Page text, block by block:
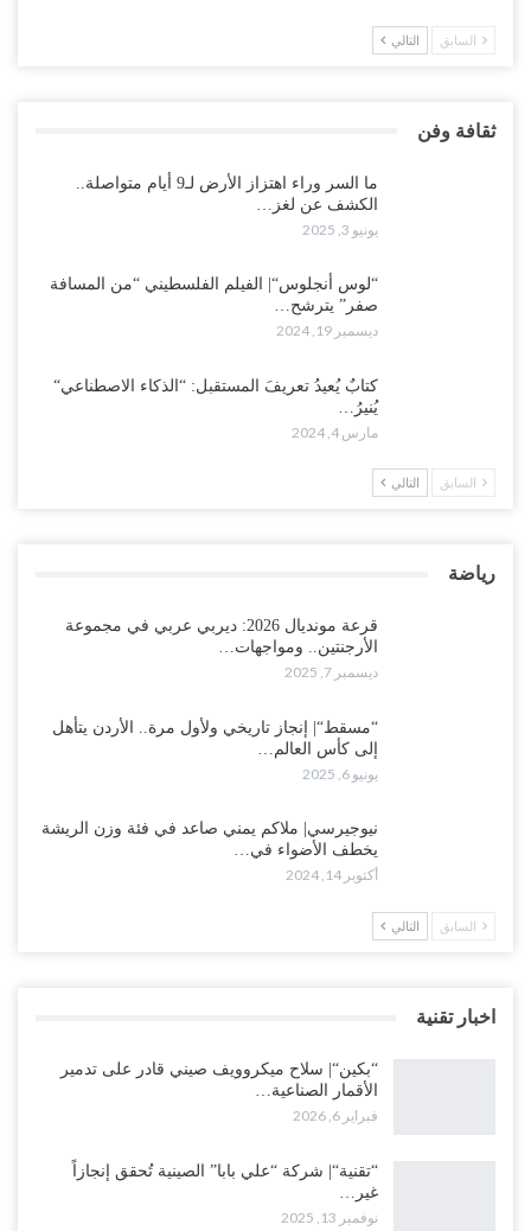
السابق التالي
ثقافة وفن
ما السر وراء اهتزاز الأرض لـ9 أيام متواصلة..
الكشف عن لغز…
يونيو 3, 2025
“لوس أنجلوس“| الفيلم الفلسطيني “من المسافة
صفر” يترشح…
ديسمبر 19, 2024
كتابٌ يُعيدُ تعريفَ المستقبل: “الذكاء الاصطناعي“
يُنيرُ…
مارس 4, 2024
السابق التالي
رياضة
قرعة مونديال 2026: ديربي عربي في مجموعة
الأرجنتين.. ومواجهات…
ديسمبر 7, 2025
“مسقط“| إنجاز تاريخي ولأول مرة.. الأردن يتأهل
إلى كأس العالم…
يونيو 6, 2025
نيوجيرسي| ملاكم يمني صاعد في فئة وزن الريشة
يخطف الأضواء في…
أكتوبر 14, 2024
السابق التالي
اخبار تقنية
“بكين“| سلاح ميكروويف صيني قادر على تدمير
الأقمار الصناعية…
فبراير 6, 2026
“تقنية“| شركة “علي بابا” الصينية تُحقق إنجازاً
غير…
نوفمبر 13, 2025